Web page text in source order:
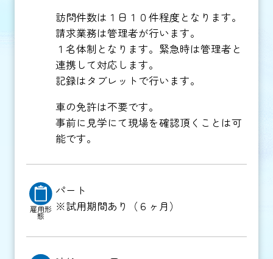
訪問件数は１日１０件程度となります。
請求業務は管理者が行います。
１名体制となります。緊急時は管理者と
連携して対応します。
記録はタブレットで行います。
車の免許は不要です。
事前に見学にて現場を確認頂くことは可
能です。
雇用形
態
パート
※試用期間あり（６ヶ月）